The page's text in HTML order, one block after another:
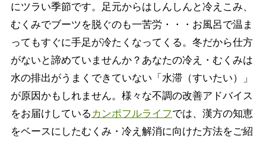
にツラい季節です。足元からはしんしんと冷えこみ、
むくみでブーツを脱ぐのも一苦労・・・お風呂で温ま
ってもすぐに手足が冷たくなってくる。冬だから仕方
がないと諦めていませんか？あなたの冷え・むくみは
水の排出がうまくできていない「水滞（すいたい）」
が原因かもしれません。様々な不調の改善アドバイス
をお届けしている カンポフルライフでは、漢方の知恵
をベースにしたむくみ・冷え解消に向けた方法をご紹